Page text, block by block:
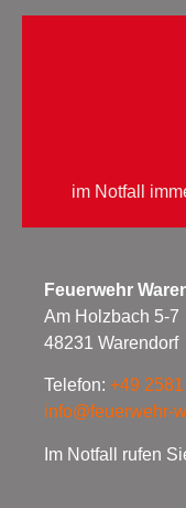
im Notfall
Feuerwehr
Am Holzbach 5-7
48231 Warendorf
Telefon: +49
info@feuerwehr-
Im Notfall rufen